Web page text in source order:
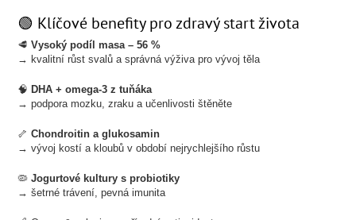
🟢 Klíčové benefity pro zdravý start života
🥩Vysoký podíl masa – 56 %
→ kvalitní růst svalů a správná výživa pro vývoj těla
🧠 DHA + omega-3 z tuňáka
→ podpora mozku, zraku a učenlivosti štěněte
🦴Chondroitin a glukosamin
→ vývoj kostí a kloubů v období nejrychlejšího růstu
🦠Jogurtové kultury s probiotiky
→ šetrné trávení, pevná imunita